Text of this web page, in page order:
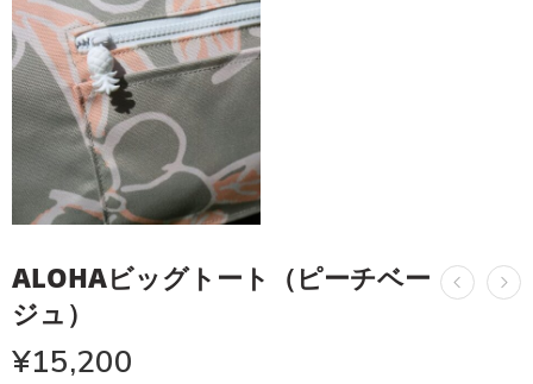
ALOHAビッグトート（ピーチベー
ジュ）
¥15,200